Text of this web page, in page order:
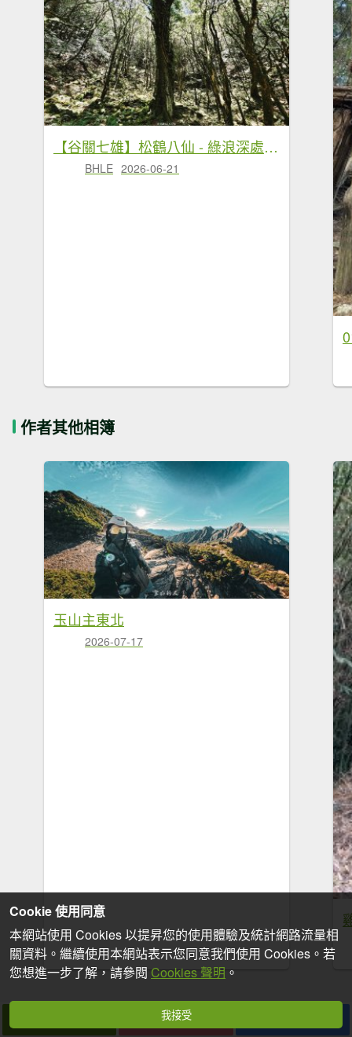
【谷關七雄】松鶴八仙 - 綠浪深處，時間長成樹的模樣
BHLE 2026-06-21
作者其他相簿
玉山主東北
2026-07-17
收藏
Cookie 使用同意
本網站使用 Cookies 以提昇您的使用體驗及統計網路流量相
關資料。繼續使用本網站表示您同意我們使用 Cookies。若
您想進一步了解，請參閱 Cookies 聲明 。
我接受